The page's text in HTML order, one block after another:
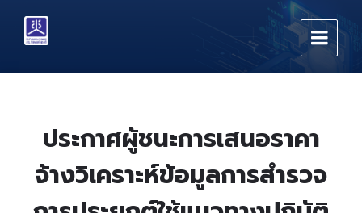
content
main
footer
ประกาศผู้ชนะการเสนอราคา
จ้างวิเคราะห์ข้อมูลการสำรวจ